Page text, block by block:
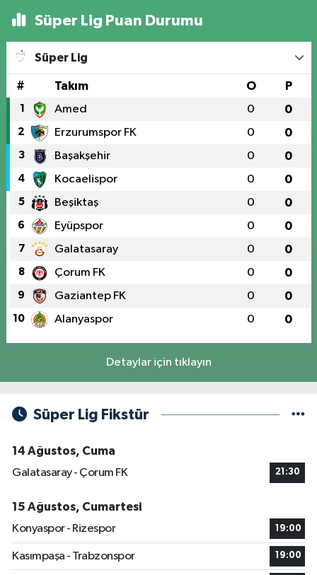
Süper Lig Puan Durumu
Süper Lig
# Takım O P
1 Amed 0 0
2 Erzurumspor FK 0 0
3 Başakşehir 0 0
4 Kocaelispor 0 0
5 Beşiktaş 0 0
6 Eyüpspor 0 0
7 Galatasaray 0 0
8 Çorum FK 0 0
9 Gaziantep FK 0 0
10 Alanyaspor 0 0
Detaylar için tıklayın
Süper Lig Fikstür
14 Ağustos, Cuma
Galatasaray - Çorum FK
21:30
15 Ağustos, Cumartesi
Konyaspor - Rizespor
19:00
Kasımpaşa - Trabzonspor 19:00